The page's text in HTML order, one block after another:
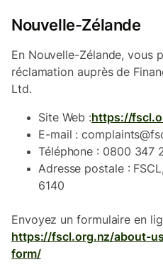
Nouvelle-Zélande
En Nouvelle-Zélande, vous
réclamation auprès de
Ltd.
Site Web :https://
E-mail :
Téléphone : 0800 347
Adresse postale :
6140
Envoyez un formulaire en
https://fscl.org.nz/about-
form/